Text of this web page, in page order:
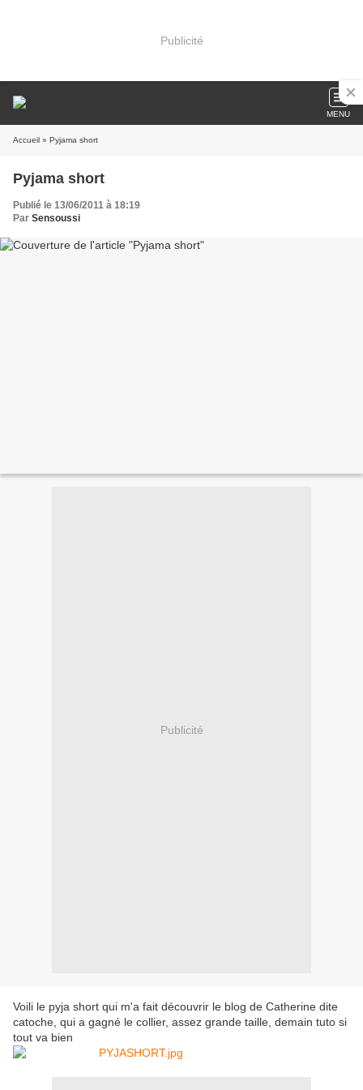
Publicité
MENU
Accueil » Pyjama short
Pyjama short
Publié le 13/06/2011 à 18:19
Par Sensoussi
Publicité
Voili le pyja short qui m'a fait découvrir le blog de Catherine dite
catoche, qui a gagné le collier, assez grande taille, demain tuto si
tout va bien